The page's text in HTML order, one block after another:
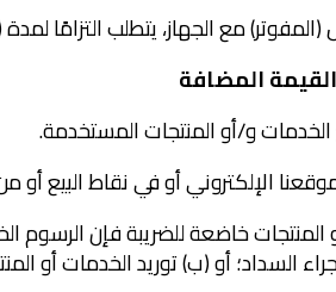
المنتجات خاضعة للضريبة فإن
السداد؛ أو (ب) توريد الخدمات أو